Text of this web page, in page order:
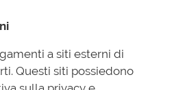
a siti esterni di
Questi siti possiedono